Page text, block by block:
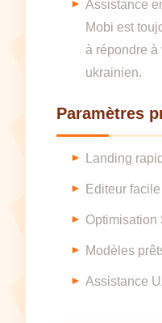
Assistance
Mobi est
à répondre à
ukrainien.
Paramètres
Landing
Editeur facile
Optimisation
Modèles
Assistance